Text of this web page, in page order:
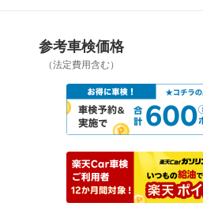
参考車検価格
（法定費用含む）